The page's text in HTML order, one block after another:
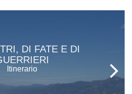
DI FATE E DI
Itinerario